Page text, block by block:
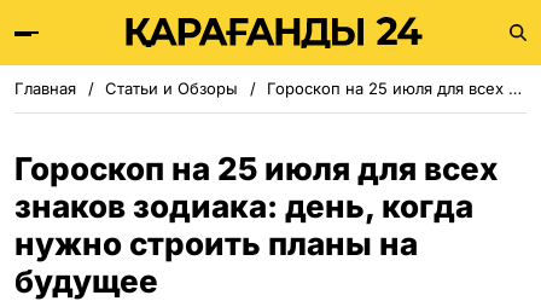
Главная Статьи и Обзоры Гороскоп на 25 июля для всех знаков зодиака: день, когда нужно строить планы на будущее
Гороскоп на 25 июля для всех
знаков зодиака: день, когда
нужно строить планы на
будущее